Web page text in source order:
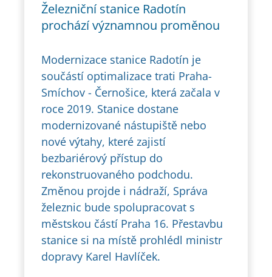
Železniční stanice Radotín
prochází významnou proměnou
Modernizace stanice Radotín je
součástí optimalizace trati Praha-
Smíchov - Černošice, která začala v
roce 2019. Stanice dostane
modernizované nástupiště nebo
nové výtahy, které zajistí
bezbariérový přístup do
rekonstruovaného podchodu.
Změnou projde i nádraží, Správa
železnic bude spolupracovat s
městskou částí Praha 16. Přestavbu
stanice si na místě prohlédl ministr
dopravy Karel Havlíček.